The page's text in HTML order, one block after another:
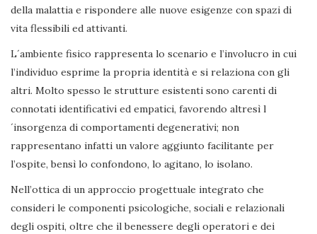
della malattia e rispondere alle nuove esigenze con spazi di
vita flessibili ed attivanti.
L´ambiente fisico rappresenta lo scenario e l’involucro in cui
l’individuo esprime la propria identità e si relaziona con gli
altri. Molto spesso le strutture esistenti sono carenti di
connotati identificativi ed empatici, favorendo altresì l
´insorgenza di comportamenti degenerativi; non
rappresentano infatti un valore aggiunto facilitante per
l’ospite, bensì lo confondono, lo agitano, lo isolano.
Nell’ottica di un approccio progettuale integrato che
consideri le componenti psicologiche, sociali e relazionali
degli ospiti, oltre che il benessere degli operatori e dei